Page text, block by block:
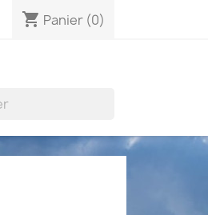
shopping_cart Panier (0)